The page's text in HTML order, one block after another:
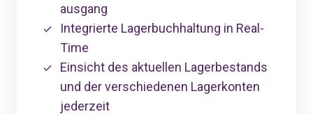
ausgang
Integrierte Lagerbuchhaltung in Real-
Time
Einsicht des aktuellen Lagerbestands
und der verschiedenen Lagerkonten
jederzeit